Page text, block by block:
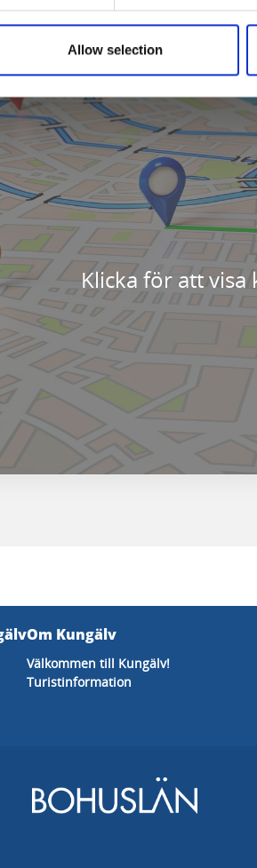
Allow selection
Klicka för att visa
Om Kungälv
Välkommen till Kungälv!
Turistinformation